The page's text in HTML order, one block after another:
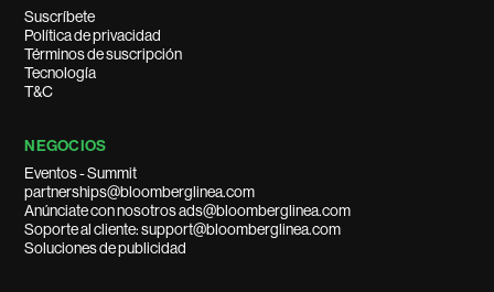
Suscríbete
Política de privacidad
Términos de suscripción
Tecnología
T&C
NEGOCIOS
Eventos - Summit
partnerships@bloomberglinea.com
Anúnciate con nosotros ads@bloomberglinea.com
Soporte al cliente: support@bloomberglinea.com
Soluciones de publicidad